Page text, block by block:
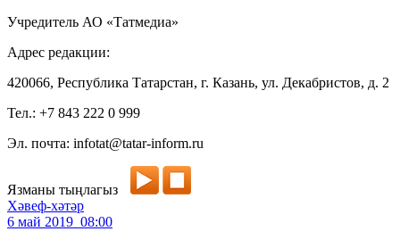
Учредитель АО «Татмедиа»
Адрес редакции:
420066, Республика Татарстан, г. Казань, ул. Декабристов, д. 2
Тел.: +7 843 222 0 999
Эл. почта: infotat@tatar-inform.ru
Язманы тыңлагыз
Хәвеф-хәтәр
6 май 2019 08:00